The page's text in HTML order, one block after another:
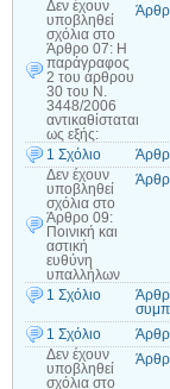
Δεν έχουν
υποβληθεί
σχόλια στο
Άρθρο 07: Η
παράγραφος
2 του άρθρου
30 του Ν.
3448/2006
αντικαθίσταται
ως εξής:
1 Σχόλιο
Δεν έχουν
υποβληθεί
σχόλια στο
Άρθρο 09:
Ποινική και
αστική
ευθύνη
υπαλλήλων
1 Σχόλιο
1 Σχόλιο
Δεν έχουν
υποβληθεί
σχόλια στο